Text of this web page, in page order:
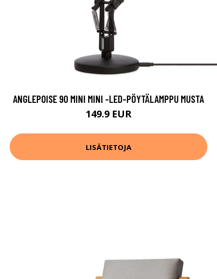
ANGLEPOISE 90 MINI MINI -LED-PÖYTÄLAMPPU MUSTA
149.9 EUR
LISÄTIETOJA